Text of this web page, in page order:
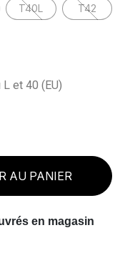
T40L T42
et 40 (EU)
AU PANIER
en magasin